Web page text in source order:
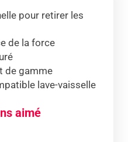
pour retirer les
de la force
de gamme
lave-vaisselle
aimé